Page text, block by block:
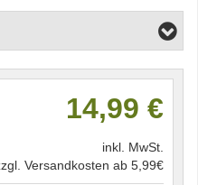
14,99 €
inkl. MwSt.
Versandkosten ab 5,99€